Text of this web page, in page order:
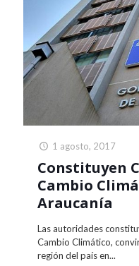
1 agosto, 2017
Constituyen
Cambio
Araucanía
Las autoridades
Cambio Climático,
región del país en...